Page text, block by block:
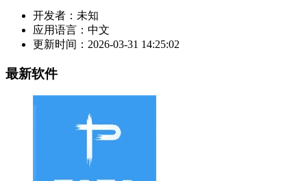
开发者： 未知
应用语言： 中文
更新时间： 2026-03-31 14:25:02
最新软件